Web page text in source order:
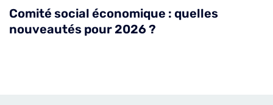
Comité social économique : quelles
nouveautés pour 2026 ?